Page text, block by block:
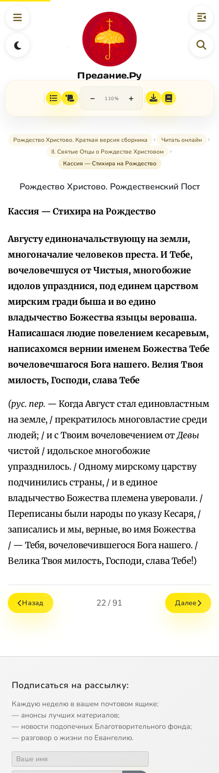
Предание.Ру
− 110% +
Рождество Христово. Краткая версия сборника
Читать онлайн
II. Святые Отцы о Рождестве Христовом
Кассия — Стихира на Рождество
Рождество Христово. Рождественский Пост
Кассия — Стихира на Рождество
Августу единоначальствующу на земли,
многоначалие человеков преста. И Тебе,
вочеловечшуся от Чистыя, многобожие
идолов упразднися, под единем царством
мирским гради быша и во едино
владычество Божества языцы вероваша.
Написашася людие повелением кесаревым,
написахомся вернии именем Божества Тебе
вочеловечшагося Бога нашего. Велия Твоя
милость, Господи, слава Тебе
(рус. пер. — Когда Август стал единовластным
на земле, / прекратилось многовластие среди
людей; / и с Твоим вочеловечением отДевы
чистой / идольское многобожие
упразднилось. / Одному мирскому царству
подчинились страны, / и в единое
владычество Божества племена уверовали. /
Переписаны были народы по указу Кесаря, /
записались и мы, верные, во имя Божества
/ — Тебя, вочеловечившегося Бога нашего. /
Велика Твоя милость, Господи, слава Тебе!)
Назад 22 / 91 Далее
Подписаться на рассылку:
Каждую неделю в вашем почтовом ящике:
— анонсы лучших материалов;
— новости подопечных Благотворительного фонда;
— разговор о жизни по Евангелию.